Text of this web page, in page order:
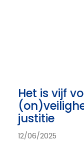
Het is vijf
justitie
12/06/2025